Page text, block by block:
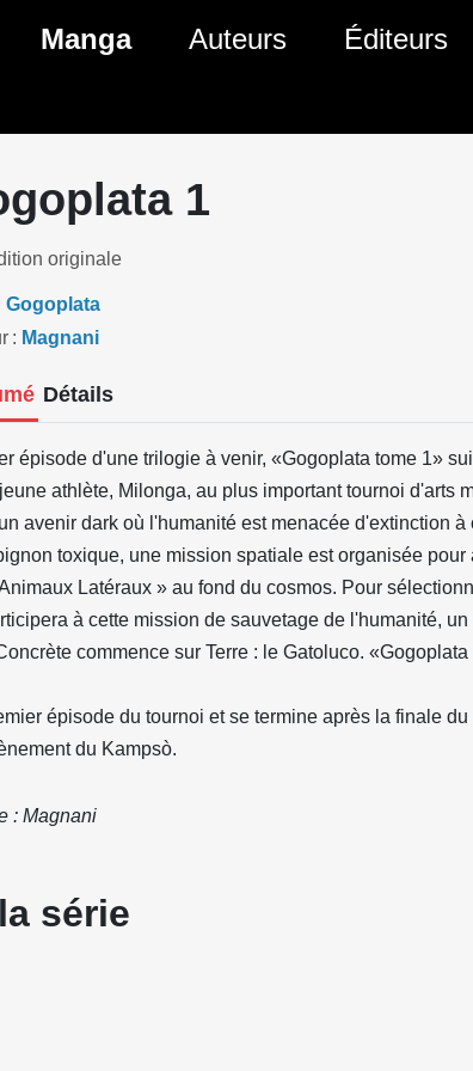
Manga
Genres Manga
Auteurs Éditeurs
1
originale
Gogoplata
Magnani
Détails
épisode d'une trilogie à venir, «Gogoplata tome 1»
athlète, Milonga, au plus important tournoi d'arts
avenir dark où l'humanité est menacée d'extinction à
toxique, une mission spatiale est organisée
Latéraux » au fond du cosmos. Pour
à cette mission de sauvetage de l'humanité,
commence sur Terre : le Gatoluco.
épisode du tournoi et se termine après la finale
du Kampsò.
: Magnani
série